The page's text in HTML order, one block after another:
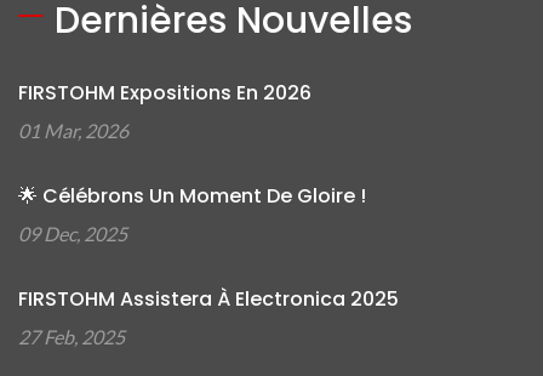
Dernières Nouvelles
FIRSTOHM Expositions En 2026
01 Mar, 2026
🌟 Célébrons Un Moment De Gloire !
09 Dec, 2025
FIRSTOHM Assistera À Electronica 2025
27 Feb, 2025